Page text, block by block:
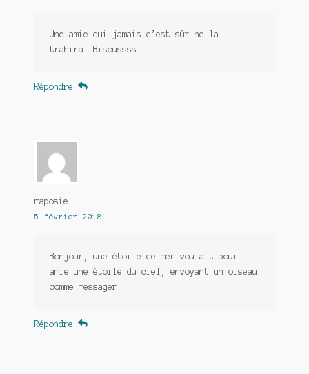
Une amie qui jamais c’est sûr ne la
trahira. Bisoussss
Répondre
maposie
5 février 2018
Bonjour, une étoile de mer voulait pour
amie une étoile du ciel, envoyant un oiseau
comme messager.
Répondre